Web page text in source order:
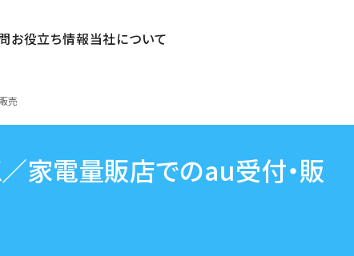
お役立ち情報当社について
売
家電量販店でのau受付・販